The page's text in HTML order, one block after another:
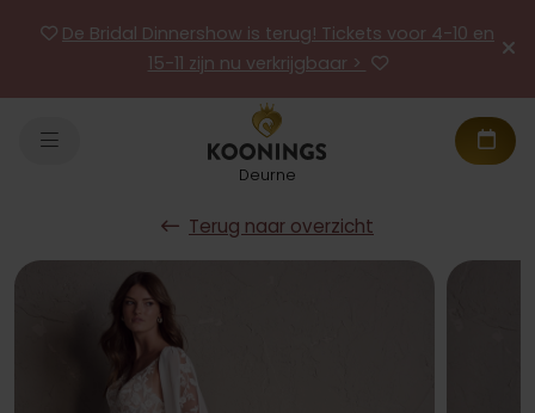
De Bridal Dinnershow is terug! Tickets voor 4-10 en
15-11 zijn nu verkrijgbaar >
Deurne
Terug naar overzicht